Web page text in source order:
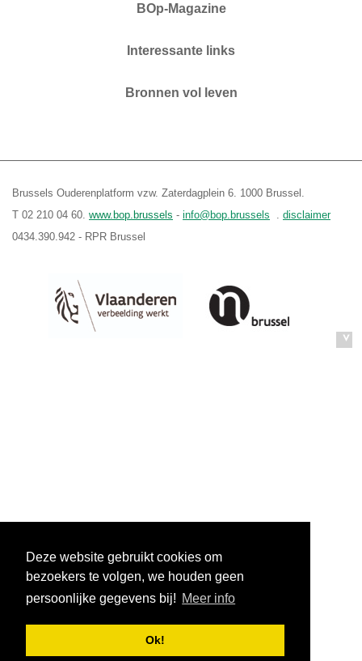
Deze website gebruikt cookies om
bezoekers te volgen, we houden geen
persoonlijke gegevens bij! Meer info
Ok!
BOp-Magazine
Interessante links
Bronnen vol leven
Brussels Ouderenplatform vzw. Zaterdagplein 6. 1000 Brussel.
T 02 210 04 60. www.bop.brussels - info@bop.brussels
disclaimer
0434.390.942 - RPR Brussel